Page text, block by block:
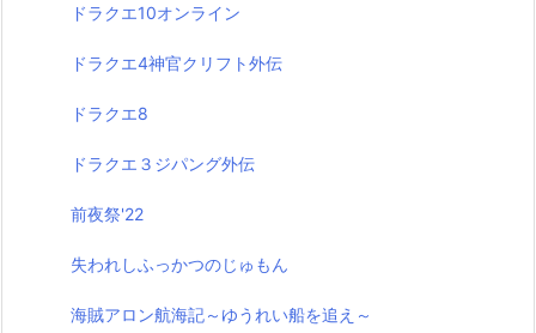
ドラクエ10オンライン
ドラクエ4神官クリフト外伝
ドラクエ8
ドラクエ３ジパング外伝
前夜祭'22
失われしふっかつのじゅもん
海賊アロン航海記～ゆうれい船を追え～